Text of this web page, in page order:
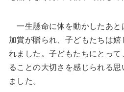
一生懸命に体を動かしたあと
加賞が贈られ、子どもたちは嬉
れました。子どもたちにとっ
ることの大切さを感じられる
ました。